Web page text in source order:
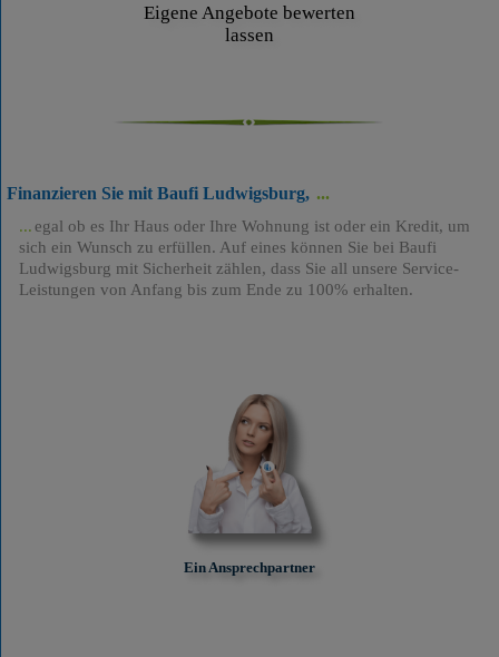
Eigene Angebote bewerten
lassen
Finanzieren Sie mit Baufi Ludwigsburg,
egal ob es Ihr Haus oder Ihre Wohnung ist oder ein Kredit, um
sich ein Wunsch zu erfüllen. Auf eines können Sie bei Baufi
Ludwigsburg mit Sicherheit zählen, dass Sie all unsere Service-
Leistungen von Anfang bis zum Ende zu 100% erhalten.
Ein Ansprechpartner